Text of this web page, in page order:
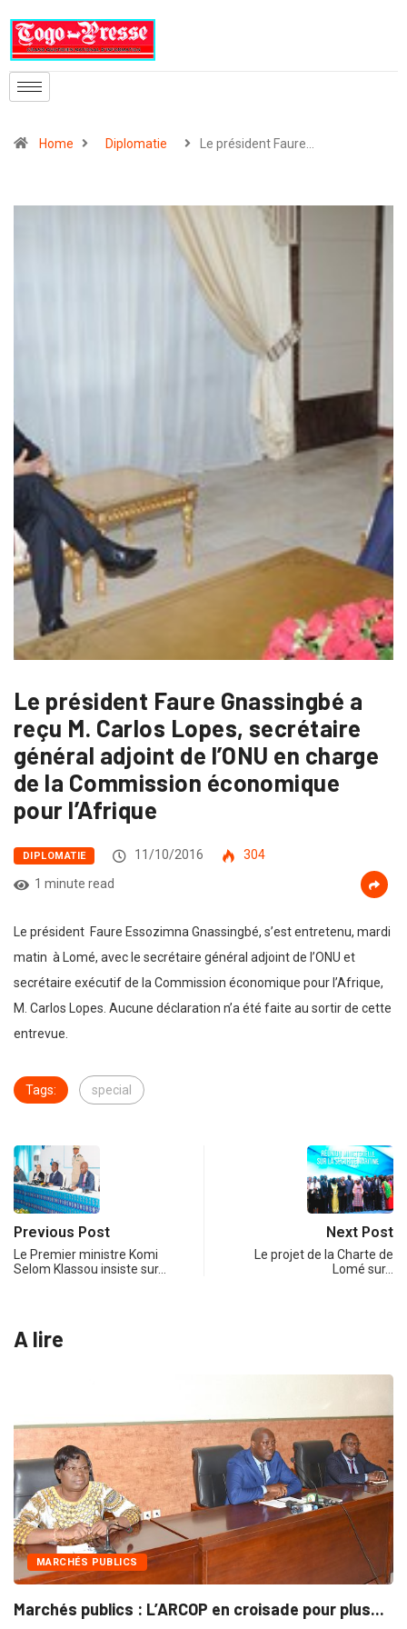
Home Diplomatie Le président Faure…
Le président Faure Gnassingbé a
reçu M. Carlos Lopes, secrétaire
général adjoint de l’ONU en charge
de la Commission économique
pour l’Afrique
DIPLOMATIE 11/10/2016
304
1 minute read
Le président Faure Essozimna Gnassingbé, s’est entretenu, mardi
matin à Lomé, avec le secrétaire général adjoint de l’ONU et
secrétaire exécutif de la Commission économique pour l’Afrique,
M. Carlos Lopes. Aucune déclaration n’a été faite au sortir de cette
entrevue.
Tags: special
Previous Post
Le Premier ministre Komi
Selom Klassou insiste sur…
Next Post
Le projet de la Charte de
Lomé sur…
A lire
MARCHÉS PUBLICS
Marchés publics : L’ARCOP en croisade pour plus...